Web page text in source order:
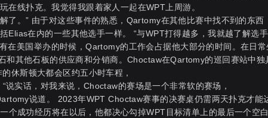
线扑克。我觉得我跟着家人一起在WPT上周游。
了。” 由于对这些事件的熟悉，Qartomy在其他比赛中找不到的东西
Elias在内的一些其他选手一样。 “与WPT打得越多，我就越了解选
在美国举办的时候，Qartomy的工作会占据他大部分的时间。在日
其他石板的供应商和分销商。Choctaw在Qartomy的巡回赛站中独
休斯顿大都会区约五小时车程，
实话，对我来说，Choctaw的赛场是一个非常软的赛场，
说道。 2023年WPT Choctaw赛事的决赛桌仍需两天扑克才能
个成功经历将在以后，他都决心勾掉WPT目标清单上的最后一个空